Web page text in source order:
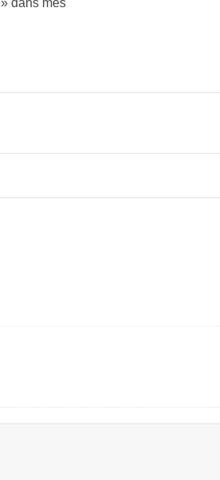
dans mes